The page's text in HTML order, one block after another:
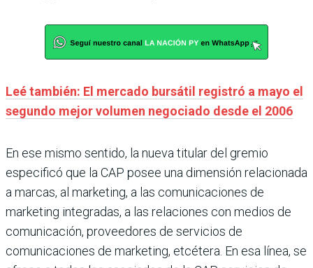
Leé también: El mercado bursátil registró a mayo el
segundo mejor volumen negociado desde el 2006
En ese mismo sentido, la nueva titular del gremio
especificó que la CAP posee una dimensión relacionada
a marcas, al marketing, a las comunicaciones de
marketing integradas, a las relaciones con medios de
comunicación, proveedores de servicios de
comunicaciones de marketing, etcétera. En esa línea, se